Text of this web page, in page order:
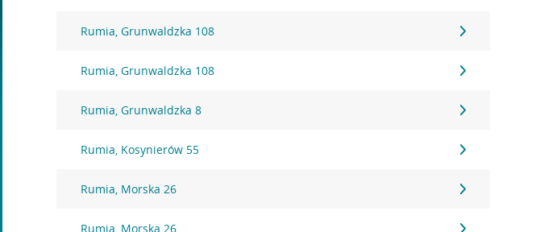
Rumia, Grunwaldzka 108
Rumia, Grunwaldzka 108
Rumia, Grunwaldzka 8
Rumia, Kosynierów 55
Rumia, Morska 26
Rumia, Morska 26